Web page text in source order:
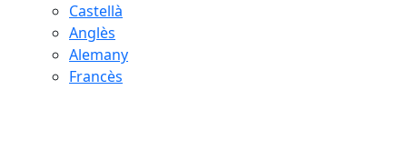
Castellà
Anglès
Alemany
Francès